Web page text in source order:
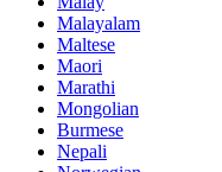
Malayalam
Maltese
Maori
Marathi
Mongolian
Burmese
Nepali